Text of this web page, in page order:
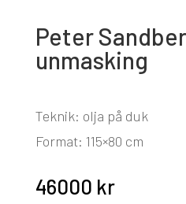
Peter
unmasking
Teknik: olja på duk
Format: 115×80 cm
46000 kr